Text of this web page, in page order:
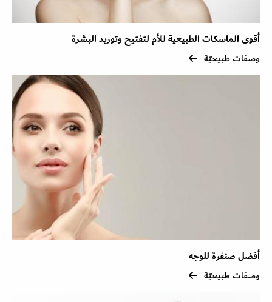
أقوى الماسكات الطبيعية للأم لتفتيح وتوريد البشرة
وصفات طبيعيّة
أفضل صنفرة للوجه
وصفات طبيعيّة